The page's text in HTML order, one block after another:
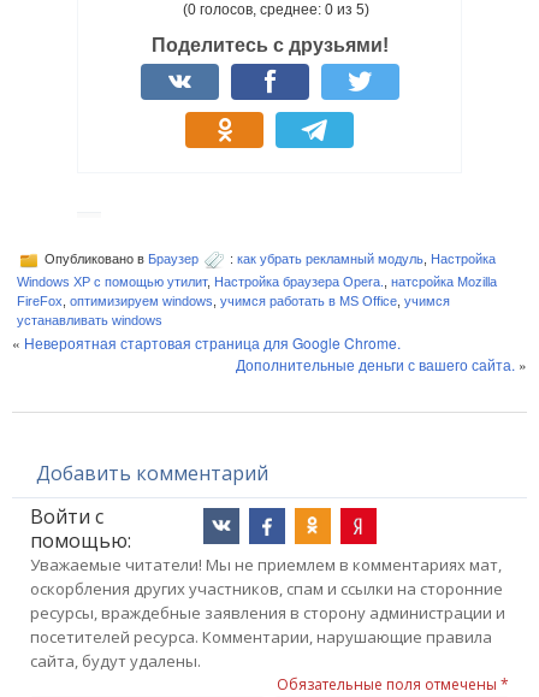
(0 голосов, среднее: 0 из 5)
Поделитесь с друзьями!
Опубликовано в Браузер : как убрать рекламный модуль Настройка
Windows XP с помощью утилит, Настройка браузера Opera.
натсройка Mozilla
FireFox оптимизируем windows учимся работать в MS Office учимся
устанавливать windows
« Невероятная стартовая страница для Google Chrome.
Дополнительные деньги с вашего сайта. »
Добавить комментарий
Войти с
помощью:
Уважаемые читатели! Мы не приемлем в комментариях мат,
оскорбления других участников, спам и ссылки на сторонние
ресурсы, враждебные заявления в сторону администрации и
посетителей ресурса. Комментарии, нарушающие правила
сайта, будут удалены.
Обязательные поля отмечены *